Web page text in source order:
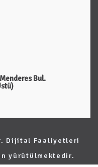
Bul.
Dijital Faaliyetleri
yürütülmektedir.